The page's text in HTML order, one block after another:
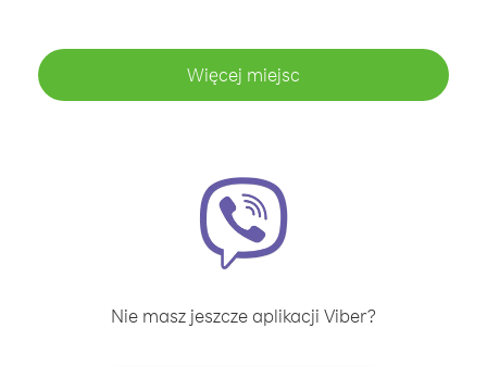
Więcej miejsc
Nie masz jeszcze aplikacji Viber?